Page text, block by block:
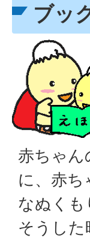
ブッ
赤ちゃ
に、赤
なぬくも
そうし